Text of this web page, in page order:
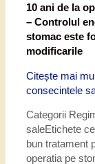
10 ani de la
– Controlul
stomac este
modificarile
Citește mai
consecintele
Categorii
saleEtichete
bun tratament
operatia pe